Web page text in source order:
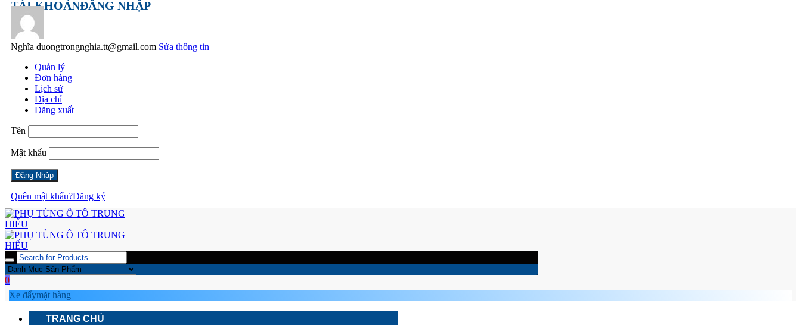
TÀI KHOẢNĐĂNG NHẬP
Nghĩa duongtrongnghia.tt@gmail.com Sửa thông tin
Quản lý
Đơn hàng
Lịch sử
Địa chỉ
Đăng xuất
Tên
Mật khẩu
Quên mật khẩu?Đăng ký
0
Xe đẩymặt hàng
TRANG CHỦ